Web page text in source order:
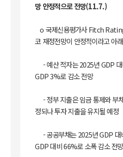
망 안정적으로 전망(11.7.)
o 국제신용평가사 Fitch
코 재정전망이 안정적이라고 아
- 예산 적자는 2025년 GDP
GDP 3%로 감소 전망
- 정부 지출은 임금 통제와 부
정되나 투자 지출을 유지될 예정
- 공공부채는 2025년 GDP
GDP 대비 66%로 소폭 감소 전망